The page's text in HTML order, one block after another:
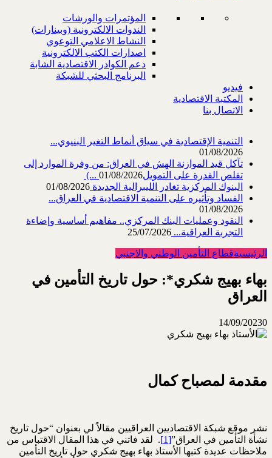
المؤتمرات والورشات
الندوات الالكترونية (وبينارات)
النشاط الاعلامي التوعوي
اصدارات الكتب الالكترونية
دعم الكوادر الاقتصادية الشابة
البرنامج البحثي للشبكة
فيديو
المكتبة الاقتصادية
الاتصال بنا
التنمية الإقتصادية في سياق أنماط التغير البنيوي...
01/08/2026
تآكل قيد الموازنة الهش في العراق: من وفرة الموارد إلى
تقلص القدرة على التمويل‎ (...01/08/2026
البنوك المركزية تغادر الليبرالية الجديدة 01/08/2026
الفساد وتأثيره على التنمية الاقتصادية في العراق...
01/08/2026
النقود وعمليات البنك المركزي.. مفاهيم أساسية وإضاءة
التجربة العراقية... 25/07/2026
الرئيسيةقطاع التأمين الوطني والاجنبي
بهاء بهيج شكري*: حول تاريخ التأمين في
العراق
14/09/20230
مقدمة لمصباح كمال
نشر موقع شبكة الاقتصاديين العراقيين مقالاً لي بعنوان “حول تاريخ
نشأة التأمين في العراق”[1]
. لقد فاتني في هذا المقال الاقتباس من
ملاحظات عديدة كتبها الأستاذ بهاء بهيج شكري حول تاريخ التأمين